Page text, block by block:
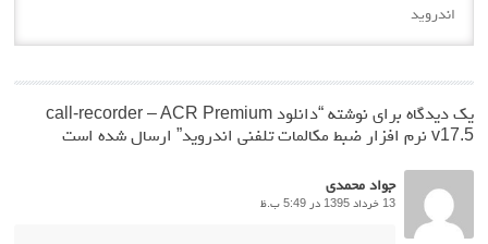
اندروید
یک دیدگاه برای نوشته “
دانلود call-recorder – ACR Premium
v17.5 نرم افزار ضبط مکالمات تلفنی اندروید
” ارسال شده است
جواد محمدی
13 خرداد 1395 در 5:49 ب.ظ